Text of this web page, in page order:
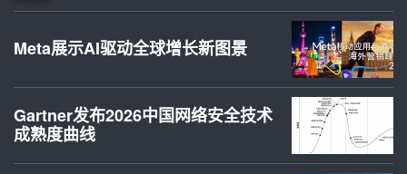
Meta展示AI驱动全球增长新图景
Gartner发布2026中国网络安全技术
成熟度曲线